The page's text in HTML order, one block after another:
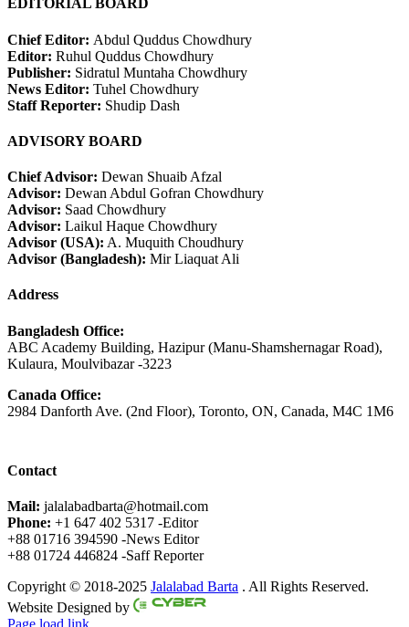
EDITORIAL BOARD
Chief Editor: Abdul Quddus Chowdhury
Editor: Ruhul Quddus Chowdhury
Publisher: Sidratul Muntaha Chowdhury
News Editor: Tuhel Chowdhury
Staff Reporter: Shudip Dash
ADVISORY BOARD
Chief Advisor: Dewan Shuaib Afzal
Advisor: Dewan Abdul Gofran Chowdhury
Advisor: Saad Chowdhury
Advisor: Laikul Haque Chowdhury
Advisor (USA): A. Muquith Choudhury
Advisor (Bangladesh): Mir Liaquat Ali
Address
Bangladesh Office:
ABC Academy Building, Hazipur (Manu-Shamshernagar Road),
Kulaura, Moulvibazar -3223
Canada Office:
2984 Danforth Ave. (2nd Floor), Toronto, ON, Canada, M4C 1M6
Contact
Mail: jalalabadbarta@hotmail.com
Phone: +1 647 402 5317 -Editor
+88 01716 394590 -News Editor
+88 01724 446824 -Saff Reporter
Copyright © 2018-2025 Jalalabad Barta . All Rights Reserved.
Website Designed by